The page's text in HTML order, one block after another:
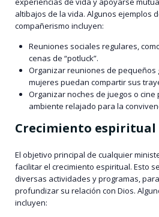
altibajos de la vida. Algunos ejemplos
compañerismo incluyen:
Reuniones sociales regulares,
cenas de “potluck”.
Organizar reuniones de pequeños
mujeres puedan compartir sus
Organizar noches de juegos o
ambiente relajado para la
Crecimiento espiritual
El objetivo principal de cualquier
facilitar el crecimiento espiritual. Esto
diversas actividades y programas,
profundizar su relación con Dios.
incluyen: